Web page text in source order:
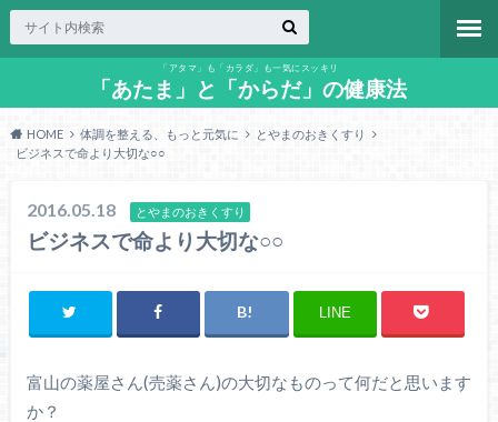
「アタマ」も「カラダ」も一気にスッキリ
「あたま」と「からだ」の健康法
HOME 体調を整える、もっと元気に
とやまのおきくすり
ビジネスで命より大切な○○
2016.05.18 とやまのおきくすり
ビジネスで命より大切な○○
LINE
富山の薬屋さん(売薬さん)の大切なものって何だと思います
か？